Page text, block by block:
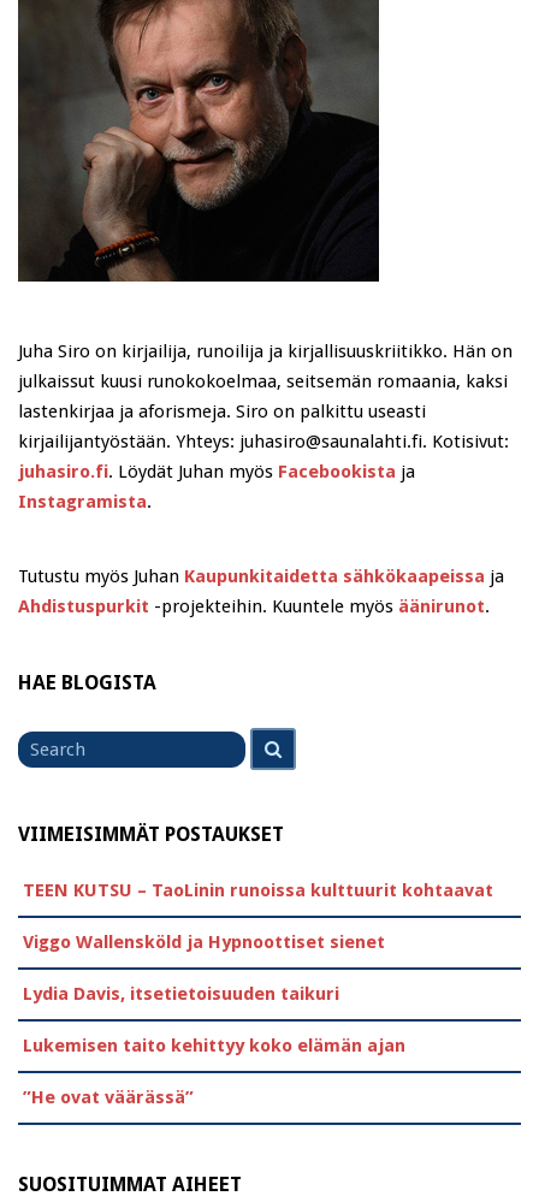
Juha Siro on kirjailija, runoilija ja kirjallisuuskriitikko. Hän on
julkaissut kuusi runokokoelmaa, seitsemän romaania, kaksi
lastenkirjaa ja aforismeja. Siro on palkittu useasti
kirjailijantyöstään. Yhteys: juhasiro@saunalahti.fi. Kotisivut:
juhasiro.fi. Löydät Juhan myös Facebookista ja
Instagramista.
Tutustu myös Juhan Kaupunkitaidetta sähkökaapeissa ja
Ahdistuspurkit -projekteihin. Kuuntele myös äänirunot.
HAE BLOGISTA
Search
for
VIIMEISIMMÄT POSTAUKSET
TEEN KUTSU – TaoLinin runoissa kulttuurit kohtaavat
Viggo Wallensköld ja Hypnoottiset sienet
Lydia Davis, itsetietoisuuden taikuri
Lukemisen taito kehittyy koko elämän ajan
”He ovat väärässä”
SUOSITUIMMAT AIHEET